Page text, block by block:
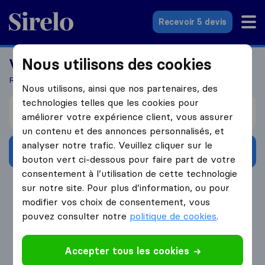
Sirelo.fr
Recevoir 5 devis
Vous recherchez un déménageur?
Recevez 5 devis en seulement 3 étapes
Je déménage de
Obtenir devis gratuits
4.3 793 Avis Google
Nous utilisons des cookies
Nous utilisons, ainsi que nos partenaires, des
technologies telles que les cookies pour
améliorer votre expérience client, vous assurer
un contenu et des annonces personnalisés, et
analyser notre trafic. Veuillez cliquer sur le
bouton vert ci-dessous pour faire part de votre
consentement à l’utilisation de cette technologie
sur notre site. Pour plus d’information, ou pour
modifier vos choix de consentement, vous
pouvez consulter notre politique de cookies.
Accepter tous les cookies